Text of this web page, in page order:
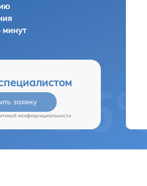
минут
заявку
конфиденциальности